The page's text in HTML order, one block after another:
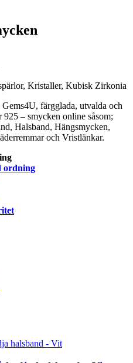
Kristaller, Kubisk Zirkonia
färgglada, utvalda och
– smycken online såsom;
Halsband, Hängsmycken,
och Vristlänkar.
ordning